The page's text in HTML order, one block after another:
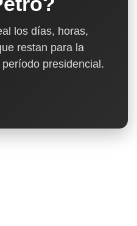
los días, horas,
restan para la
presidencial.